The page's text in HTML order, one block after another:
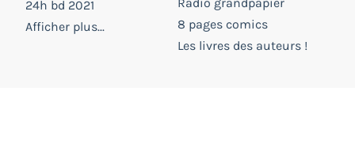
24h bd 2021
Afficher plus...
Radio grandpapier
8 pages comics
Les livres des auteurs !